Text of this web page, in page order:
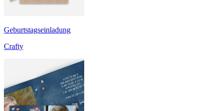
Geburtstagseinladung
Crafty